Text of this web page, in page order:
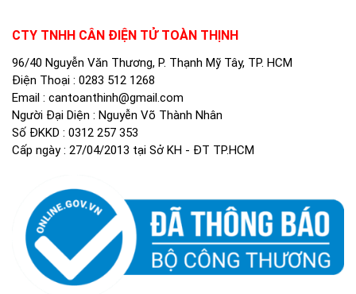
CTY TNHH CÂN ĐIỆN TỬ TOÀN THỊNH
96/40 Nguyễn Văn Thương, P. Thạnh Mỹ Tây, TP. HCM
Điện Thoại : 0283 512 1268
Email : cantoanthinh@gmail.com
Người Đại Diện : Nguyễn Võ Thành Nhân
Số ĐKKD : 0312 257 353
Cấp ngày : 27/04/2013 tại Sở KH - ĐT TP.HCM